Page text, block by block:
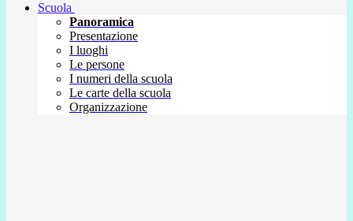
Scuola
Panoramica
Presentazione
I luoghi
Le persone
I numeri della scuola
Le carte della scuola
Organizzazione